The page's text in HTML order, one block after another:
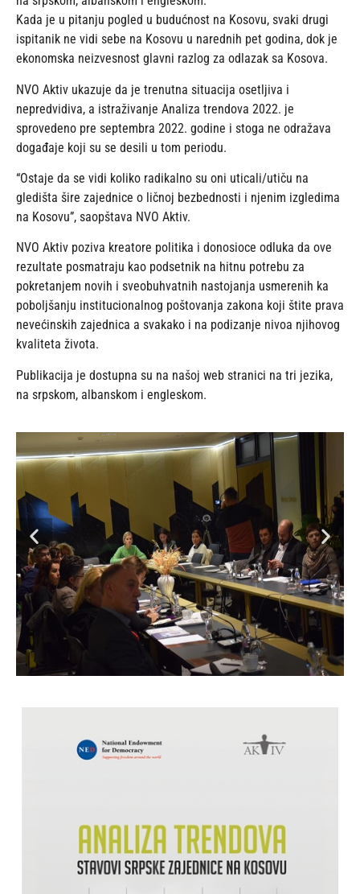
Kada je u pitanju pogled u budućnost na Kosovu, svaki drugi
ispitanik ne vidi sebe na Kosovu u narednih pet godina, dok je
ekonomska neizvesnost glavni razlog za odlazak sa Kosova.
NVO Aktiv ukazuje da je trenutna situacija osetljiva i
nepredvidiva, a istraživanje Analiza trendova 2022. je
sprovedeno pre septembra 2022. godine i stoga ne odražava
događaje koji su se desili u tom periodu.
“Ostaje da se vidi koliko radikalno su oni uticali/utiču na
gledišta šire zajednice o ličnoj bezbednosti i njenim izgledima
na Kosovu”, saopštava NVO Aktiv.
NVO Aktiv poziva kreatore politika i donosioce odluka da ove
rezultate posmatraju kao podsetnik na hitnu potrebu za
pokretanjem novih i sveobuhvatnih nastojanja usmerenih ka
poboljšanju institucionalnog poštovanja zakona koji štite prava
nevećinskih zajednica a svakako i na podizanje nivoa njihovog
kvaliteta života.
Publikacija je dostupna su na našoj web stranici na tri jezika,
na srpskom, albanskom i engleskom.